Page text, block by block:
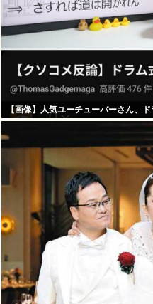
【画像】人気ユーチューバーさん、